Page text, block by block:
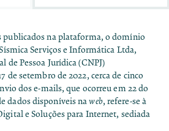
publicados na plataforma, o domínio
Serviços e Informática Ltda,
de Pessoa Jurídica (CNPJ)
de setembro de 2022, cerca de cinco
dos e-mails, que ocorreu em 22 do
dados disponíveis naweb, refere-se à
e Soluções para Internet, sediada